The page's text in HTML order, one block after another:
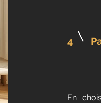
4
En